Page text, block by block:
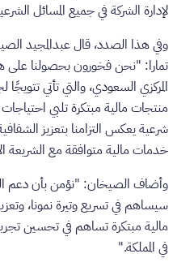
لإدارة الشركة في جميع المسائل
وفي هذا الصدد، قال عبدالمجيد
تمارا: "نحن فخورون بحصولنا على
المركزي السعودي، والتي تأتي تتويجًا
منتجات مالية مبتكرة تلبي
شرعية يعكس التزامنا بتعزيز
خدمات مالية متوافقة مع الشريعة
وأضاف الصيخان: "نؤمن بأن دعم
سيساهم في تسريع وتيرة نمونا،
مالية مبتكرة تساهم في تحسين
في المملكة."